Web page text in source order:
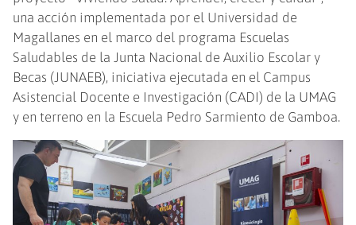
una acción implementada por el Universidad de
Magallanes en el marco del programa Escuelas
Saludables de la Junta Nacional de Auxilio Escolar y
Becas (JUNAEB), iniciativa ejecutada en el Campus
Asistencial Docente e Investigación (CADI) de la UMAG
y en terreno en la Escuela Pedro Sarmiento de Gamboa.